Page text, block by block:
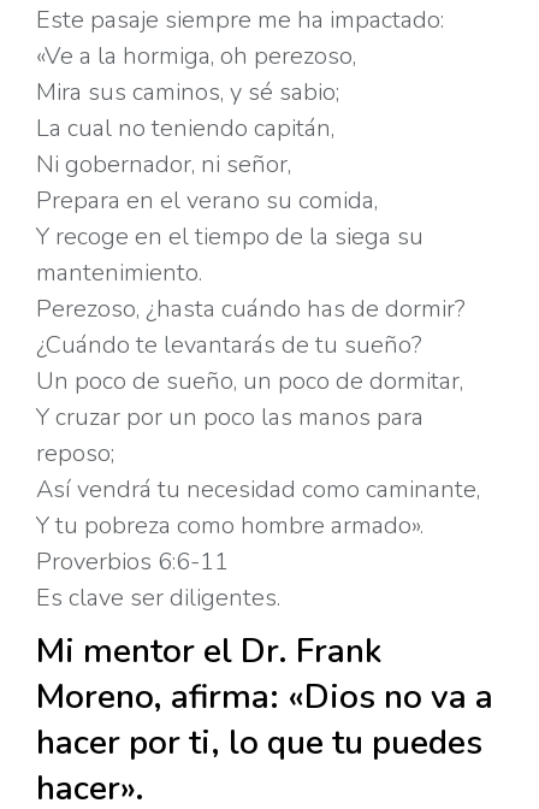
Este pasaje siempre me ha impactado:
«Ve a la hormiga, oh perezoso,
Mira sus caminos, y sé sabio;
La cual no teniendo capitán,
Ni gobernador, ni señor,
Prepara en el verano su comida,
Y recoge en el tiempo de la siega su
mantenimiento.
Perezoso, ¿hasta cuándo has de dormir?
¿Cuándo te levantarás de tu sueño?
Un poco de sueño, un poco de dormitar,
Y cruzar por un poco las manos para
reposo;
Así vendrá tu necesidad como caminante,
Y tu pobreza como hombre armado».
Proverbios 6:6-11
Es clave ser diligentes.
Mi mentor el Dr. Frank
Moreno, afirma: «Dios no va a
hacer por ti, lo que tu puedes
hacer».